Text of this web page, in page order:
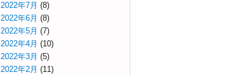
2022年7月 (8)
2022年6月 (8)
2022年5月 (7)
2022年4月 (10)
2022年3月 (5)
2022年2月 (11)